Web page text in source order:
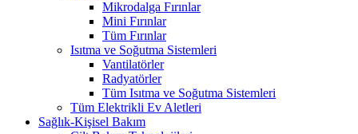
Mikrodalga Fırınlar
Mini Fırınlar
Tüm Fırınlar
Isıtma ve Soğutma Sistemleri
Vantilatörler
Radyatörler
Tüm Isıtma ve Soğutma Sistemleri
Tüm Elektrikli Ev Aletleri
Sağlık-Kişisel Bakım